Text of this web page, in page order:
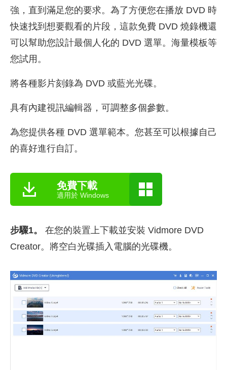
強，直到滿足您的要求。為了方便您在播放 DVD 時
快速找到想要觀看的片段，這款免費 DVD 燒錄機還
可以幫助您設計最個人化的 DVD 選單。海量模板等
您試用。
將各種影片刻錄為 DVD 或藍光光碟。
具有內建視訊編輯器，可調整多個參數。
為您提供各種 DVD 選單範本。您甚至可以根據自己
的喜好進行自訂。
免費下載
適用於 Windows
步驟1。
在您的裝置上下載並安裝 Vidmore DVD
Creator。將空白光碟插入電腦的光碟機。